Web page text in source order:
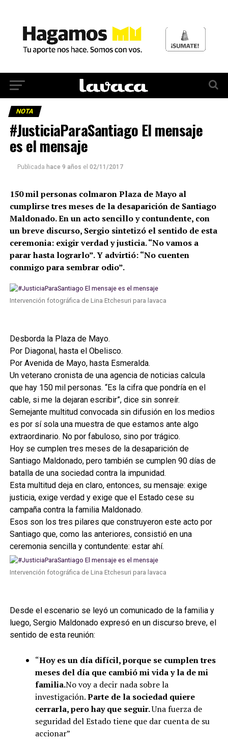
NOTA
#JusticiaParaSantiago El mensaje
es el mensaje
Publicada hace 9 años el 02/11/2017
150 mil personas colmaron Plaza de Mayo al
cumplirse tres meses de la desaparición de Santiago
Maldonado. En un acto sencillo y contundente, con
un breve discurso, Sergio sintetizó el sentido de esta
ceremonia: exigir verdad y justicia. “No vamos a
parar hasta lograrlo”. Y advirtió: “No cuenten
conmigo para sembrar odio”.
Intervención fotográfica de Lina Etchesuri para lavaca
Desborda la Plaza de Mayo.
Por Diagonal, hasta el Obelisco.
Por Avenida de Mayo, hasta Esmeralda.
Un veterano cronista de una agencia de noticias calcula
que hay 150 mil personas. “Es la cifra que pondría en el
cable, si me la dejaran escribir”, dice sin sonreír.
Semejante multitud convocada sin difusión en los medios
es por sí sola una muestra de que estamos ante algo
extraordinario. No por fabuloso, sino por trágico.
Hoy se cumplen tres meses de la desaparición de
Santiago Maldonado, pero también se cumplen 90 días de
batalla de una sociedad contra la impunidad.
Esta multitud deja en claro, entonces, su mensaje: exige
justicia, exige verdad y exige que el Estado cese su
campaña contra la familia Maldonado.
Esos son los tres pilares que construyeron este acto por
Santiago que, como las anteriores, consistió en una
ceremonia sencilla y contundente: estar ahí.
Intervención fotográfica de Lina Etchesuri para lavaca
Desde el escenario se leyó un comunicado de la familia y
luego, Sergio Maldonado expresó en un discurso breve, el
sentido de esta reunión:
“Hoy es un día difícil, porque se cumplen tres
meses del día que cambió mi vida y la de mi
familia.No voy a decir nada sobre la
investigación.Parte de la sociedad quiere
cerrarla, pero hay que seguir.Una fuerza de
seguridad del Estado tiene que dar cuenta de su
accionar”